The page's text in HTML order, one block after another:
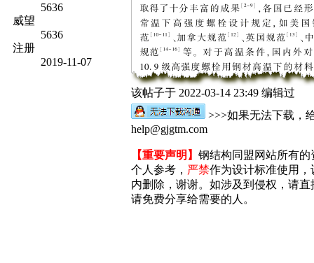
5636
威望
5636
注册
2019-11-07
该帖子于 2022-03-14 23:49 编辑过
>>>如果无法下载，
help@gjgtm.com
【重要声明】 钢结构同盟网站所有
个人参考， 严禁作为设计标准使用
内删除，谢谢。如涉及到侵权，请
请免费分享给需要的人。